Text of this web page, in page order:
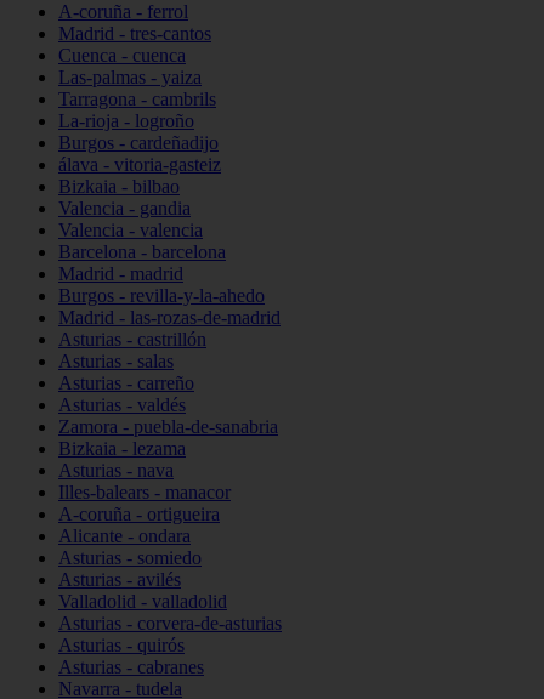
A-coruña - ferrol
Madrid - tres-cantos
Cuenca - cuenca
Las-palmas - yaiza
Tarragona - cambrils
La-rioja - logroño
Burgos - cardeñadijo
álava - vitoria-gasteiz
Bizkaia - bilbao
Valencia - gandia
Valencia - valencia
Barcelona - barcelona
Madrid - madrid
Burgos - revilla-y-la-ahedo
Madrid - las-rozas-de-madrid
Asturias - castrillón
Asturias - salas
Asturias - carreño
Asturias - valdés
Zamora - puebla-de-sanabria
Bizkaia - lezama
Asturias - nava
Illes-balears - manacor
A-coruña - ortigueira
Alicante - ondara
Asturias - somiedo
Asturias - avilés
Valladolid - valladolid
Asturias - corvera-de-asturias
Asturias - quirós
Asturias - cabranes
Navarra - tudela